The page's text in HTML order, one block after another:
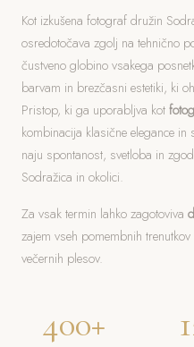
Kot izkušena fotograf družin
osredotočava zgolj na tehnično
čustveno globino vsakega
barvam in brezčasni estetiki, ki
Pristop, ki ga uporabljva kot
kombinacija klasične elegance
naju spontanost, svetloba in
Sodražica in okolici.
Za vsak termin lahko zagotoviva
zajem vseh pomembnih
večernih plesov.
400+